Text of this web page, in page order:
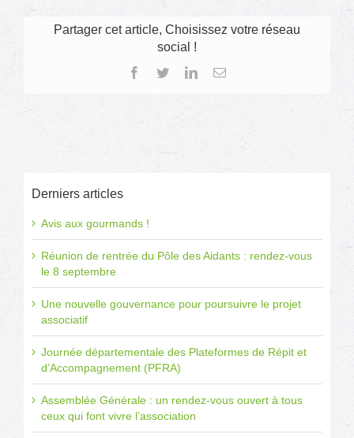
l’Esat
Partager cet article, Choisissez votre réseau
social !
Facebook
TwitterLinkedInEmail
Derniers articles
Avis aux gourmands !
Réunion de rentrée du Pôle des Aidants : rendez-vous
le 8 septembre
Une nouvelle gouvernance pour poursuivre le projet
associatif
Journée départementale des Plateformes de Répit et
d’Accompagnement (PFRA)
Assemblée Générale : un rendez-vous ouvert à tous
ceux qui font vivre l’association